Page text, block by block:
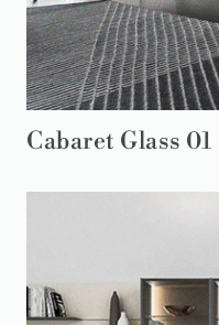
Cabaret Glass 01